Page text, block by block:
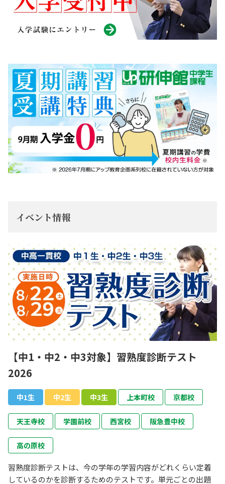
イベント情報
【中1・中2・中3対象】習熟度診断テスト
2026
中1生 中2生 中3生 上本町校 京都校
天王寺校 学園前校 西宮校 阪急豊中校
高の原校
習熟度診断テストは、今の学年の学習内容がどれくらい定着
しているのかを診断するためのテストです。単元ごとの出題